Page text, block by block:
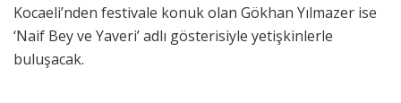
Kocaeli’nden festivale konuk olan Gökhan Yılmazer ise
‘Naif Bey ve Yaveri’ adlı gösterisiyle yetişkinlerle
buluşacak.